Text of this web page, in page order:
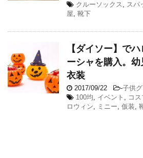
クルーソックス , スパ
屋, 靴下
【ダイソー】で
ーシャを購入。
衣装
2017/09/22 -子供
100均, イベント , コ
ロウィン, ミニー, 仮装,